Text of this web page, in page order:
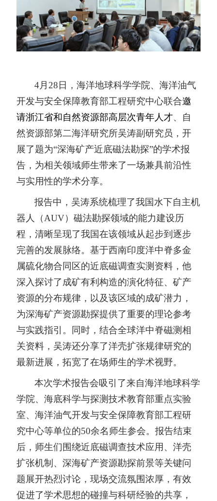
4月 28 日，海洋地球科学学院、海洋油气
开发与安全保障教育部工程研究中心联合邀
请浙江省和自然资源部高层次青年人才、自
然资源部第二海洋研究所吴涛副研究员，开
展了题为“深海矿产近底磁法勘探”的学术报
告，为相关领域师生带来了一场兼具前沿性
与实用性的学术分享。
报告中，吴涛系统梳理了我国水下自主机
器人（AUV）磁法勘探领域的能力建设历
程，清晰呈现了我国在该领域从起步到逐步
完善的发展脉络。基于西南印度洋中脊多金
属硫化物合同区的近底磁调查实测资料，他
深入探讨了成矿有利构造的演化特征、矿产
资源的分布规律，以及该区域的成矿潜力，
为深海矿产资源勘探提供了重要的理论参考
与实践指引。同时，结合全球洋中脊磁测相
关资料，吴涛还分享了洋壳扩张规律研究的
最新进展，拓宽了在场师生的学术视野。
本次学术报告会吸引了来自海洋地球科学
学院、海底科学与探测技术教育部重点实验
室、海洋油气开发与安全保障教育部工程研
究中心等单位的50余名师生参会。报告结束
后，师生们围绕近底磁调查技术应用、洋壳
扩张机制、深海矿产资源勘探前景等关键问
题展开热烈讨论，现场交流氛围浓厚，有效
促进了学术思想的碰撞与科研经验的共享，